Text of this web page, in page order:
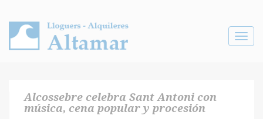
Toggle
Alcossebre celebra Sant Antoni con
música, cena popular y procesión